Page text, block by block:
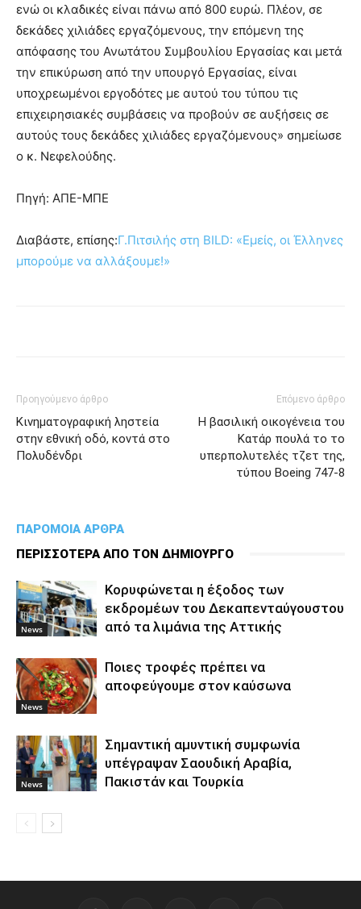
ενώ οι κλαδικές είναι πάνω από 800 ευρώ. Πλέον, σε
δεκάδες χιλιάδες εργαζόμενους, την επόμενη της
απόφασης του Ανωτάτου Συμβουλίου Εργασίας και μετά
την επικύρωση από την υπουργό Εργασίας, είναι
υποχρεωμένοι εργοδότες με αυτού του τύπου τις
επιχειρησιακές συμβάσεις να προβούν σε αυξήσεις σε
αυτούς τους δεκάδες χιλιάδες εργαζόμενους» σημείωσε
ο κ. Νεφελούδης.
Πηγή: ΑΠΕ-ΜΠΕ
Διαβάστε, επίσης:Γ.Πιτσιλής στη BILD: «Εμείς, οι Έλληνες
μπορούμε να αλλάξουμε!»
Προηγούμενο άρθρο
Κινηματογραφική ληστεία
στην εθνική οδό, κοντά στο
Πολυδένδρι
Επόμενο άρθρο
Η βασιλική οικογένεια του
Κατάρ πουλά το το
υπερπολυτελές τζετ της,
τύπου Boeing 747-8
ΠΑΡΟΜΟΙΑ ΑΡΘΡΑ
ΠΕΡΙΣΣΟΤΕΡΑ ΑΠΟ ΤΟΝ ΔΗΜΙΟΥΡΓΟ
News
Κορυφώνεται η έξοδος των
εκδρομέων του Δεκαπενταύγουστου
από τα λιμάνια της Αττικής
News
Ποιες τροφές πρέπει να
αποφεύγουμε στον καύσωνα
News
Σημαντική αμυντική συμφωνία
υπέγραψαν Σαουδική Αραβία,
Πακιστάν και Τουρκία